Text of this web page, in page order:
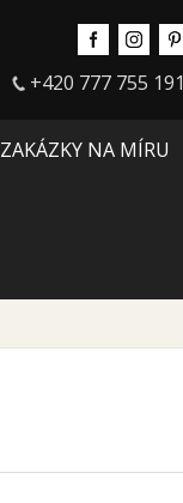
+420 777 755 191
ZAKÁZKY NA MÍRU